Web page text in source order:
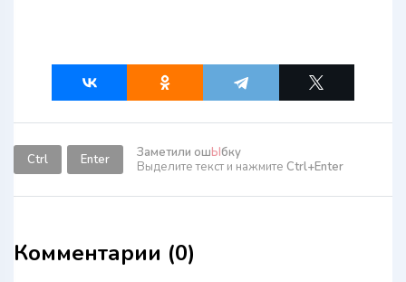
Ctrl Enter Заметили ошЫбку
Выделите текст и нажмите Ctrl+Enter
Комментарии (0)